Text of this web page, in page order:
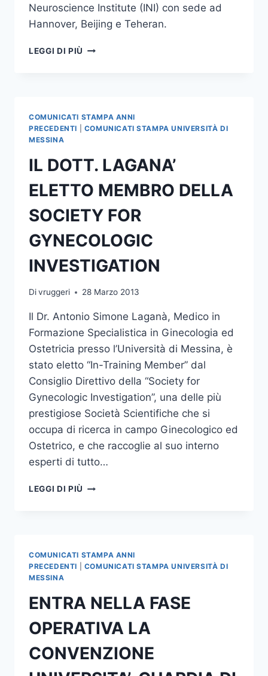
Neuroscience Institute (INI) con sede ad
Hannover, Beijing e Teheran.
LEGGI DI PIÙ CERIMONIA
MADJID
SAMII
COMUNICATI STAMPA ANNI
PRECEDENTI
COMUNICATI STAMPA UNIVERSITÀ DI
MESSINA
IL DOTT. LAGANA’
ELETTO MEMBRO DELLA
SOCIETY FOR
GYNECOLOGIC
INVESTIGATION
Divruggeri 28 Marzo 2013
Il Dr. Antonio Simone Laganà, Medico in
Formazione Specialistica in Ginecologia ed
Ostetricia presso l’Università di Messina, è
stato eletto “In-Training Member” dal
Consiglio Direttivo della “Society for
Gynecologic Investigation”, una delle più
prestigiose Società Scientifiche che si
occupa di ricerca in campo Ginecologico ed
Ostetrico, e che raccoglie al suo interno
esperti di tutto…
LEGGI DI PIÙ IL
SOCIETY
INVESTIGATION
COMUNICATI STAMPA ANNI
PRECEDENTI
COMUNICATI STAMPA UNIVERSITÀ DI
MESSINA
ENTRA NELLA FASE
OPERATIVA LA
CONVENZIONE